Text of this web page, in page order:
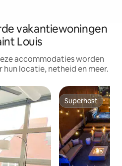
vakantiewoningen
Louis
accommodaties worden
locatie, netheid en meer.
Superhost
Superhost